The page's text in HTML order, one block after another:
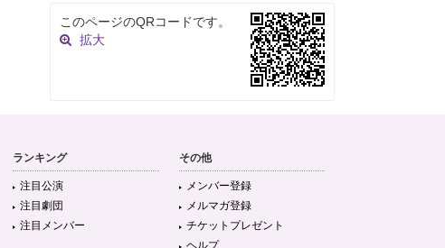
このページのQRコードです。
拡大
ランキング
注目公演
注目劇団
注目メンバー
その他
メンバー登録
メルマガ登録
チケットプレゼント
ヘルプ